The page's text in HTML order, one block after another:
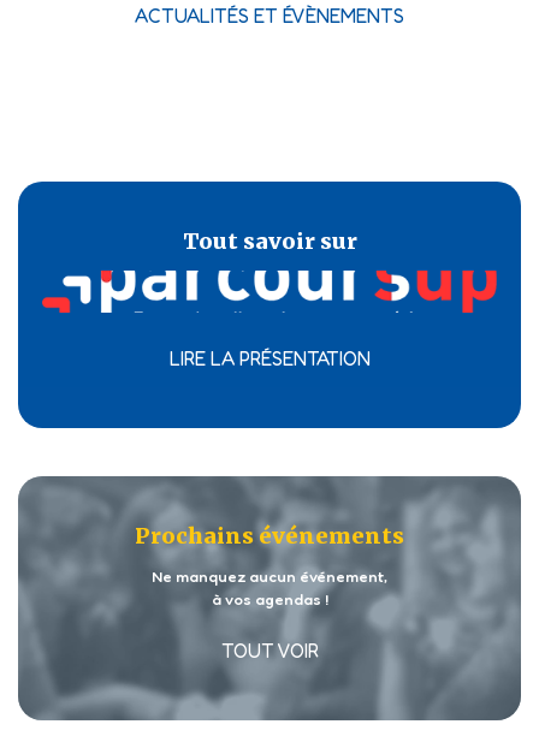
ACTUALITÉS ET ÉVÈNEMENTS
Tout savoir sur
LIRE LA PRÉSENTATION
Prochains événements
Ne manquez aucun événement,
à vos agendas !
TOUT VOIR